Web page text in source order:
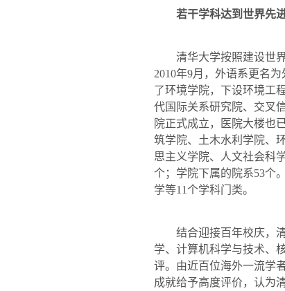
若干学科达到世界先
清华大学按照建设世界
2010年9月，外语系更名为
了环境学院，下设环境工
代国际关系研究院、交叉
院正式成立，医院大楼也
筑学院、土木水利学院、
思主义学院、人文社会科
个；学院下属的院系53个
学等11个学科门类。
结合迎接百年校庆，清
学、计算机科学与技术、
评。由近百位海外一流学
成就给予高度评价，认为